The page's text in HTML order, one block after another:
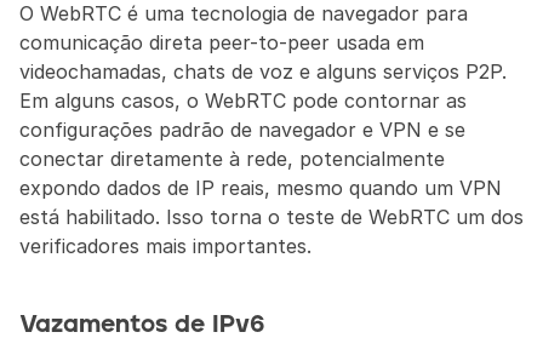
O WebRTC é uma tecnologia de navegador para
comunicação direta peer-to-peer usada em
videochamadas, chats de voz e alguns serviços P2P.
Em alguns casos, o WebRTC pode contornar as
configurações padrão de navegador e VPN e se
conectar diretamente à rede, potencialmente
expondo dados de IP reais, mesmo quando um VPN
está habilitado. Isso torna o teste de WebRTC um dos
verificadores mais importantes.
Vazamentos de IPv6